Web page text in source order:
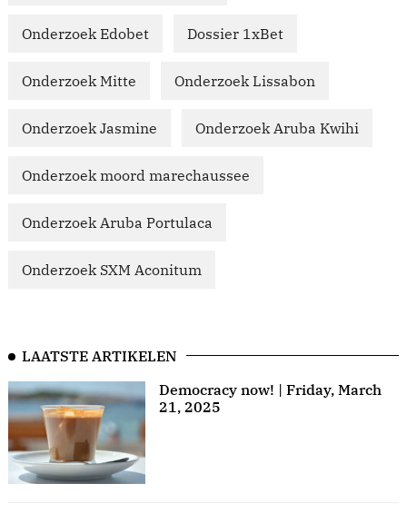
Onderzoek Edobet Dossier 1xBet
Onderzoek Mitte Onderzoek Lissabon
Onderzoek Jasmine Onderzoek Aruba Kwihi
Onderzoek moord marechaussee
Onderzoek Aruba Portulaca
Onderzoek SXM Aconitum
LAATSTE ARTIKELEN
Democracy now! | Friday, March
21, 2025